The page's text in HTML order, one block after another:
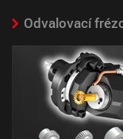
Odvalovací